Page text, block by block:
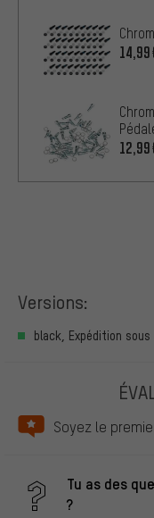
Versions:
black, Expédition
Soyez le
Tu as des
?